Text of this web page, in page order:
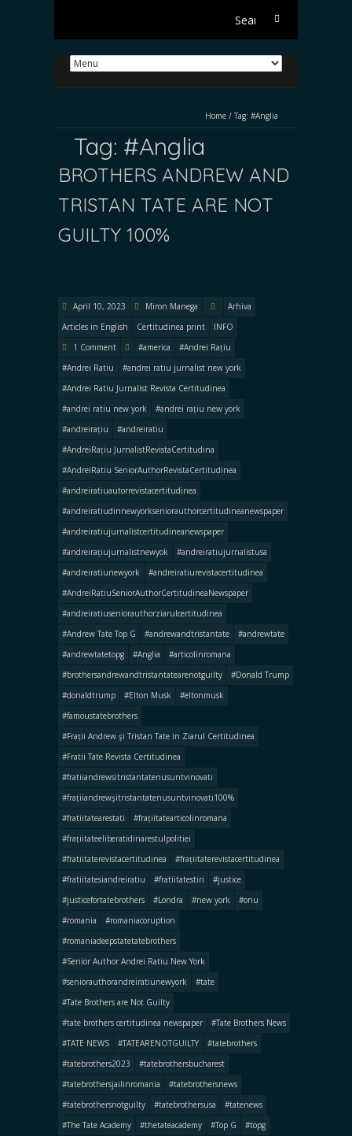
Search
Home / Tag: #Anglia
Tag: #Anglia
BROTHERS ANDREW AND
TRISTAN TATE ARE NOT
GUILTY 100%
April 10, 2023 Miron Manega
Arhiva
Articles in English
Certitudinea print
INFO
1 Comment
#america
#Andrei Rațiu
#Andrei Ratiu
#andrei ratiu jurnalist new york
#Andrei Ratiu Jurnalist Revista Certitudinea
#andrei ratiu new york
#andrei rațiu new york
#andreirațiu
#andreiratiu
#AndreiRațiu JurnalistRevistaCertitudina
#AndreiRatiu SeniorAuthorRevistaCertitudinea
#andreiratiuautorrevistacertitudinea
#andreiratiudinnewyorkseniorauthorcertitudineanewspaper
#andreiratiujurnalistcertitudineanewspaper
#andreirațiujurnalistnewyok
#andreiratiujurnalistusa
#andreiratiunewyork
#andreiratiurevistacertitudinea
#AndreiRatiuSeniorAuthorCertitudineaNewspaper
#andreiratiuseniorauthorziarulcertitudinea
#Andrew Tate Top G
#andrewandtristantate
#andrewtate
#andrewtatetopg
#Anglia
#articolinromana
#brothersandrewandtristantatearenotguilty
#Donald Trump
#donaldtrump
#Elton Musk
#eltonmusk
#famoustatebrothers
#Frații Andrew şi Tristan Tate in Ziarul Certitudinea
#Fratii Tate Revista Certitudinea
#fratiiandrewsitristantatenusuntvinovati
#frațiiandrewşitristantatenusuntvinovati100%
#fratiitatearestati
#frațiitatearticolinromana
#frațiitateeliberatidinarestulpolitiei
#fratiitaterevistacertitudinea
#frațiitaterevistacertitudinea
#fratiitatesiandreiratiu
#fratiitatestiri
#justice
#justicefortatebrothers
#Londra #new york
#onu
#romania
#romaniacoruption
#romaniadeepstatetatebrothers
#Senior Author Andrei Ratiu New York
#seniorauthorandreiratiunewyork
#tate
#Tate Brothers are Not Guilty
#tate brothers certitudinea newspaper
#Tate Brothers News
#TATE NEWS
#TATEARENOTGUILTY
#tatebrothers
#tatebrothers2023
#tatebrothersbucharest
#tatebrothersjailinromania
#tatebrothersnews
#tatebrothersnotguilty
#tatebrothersusa
#tatenews
#The Tate Academy
#thetateacademy #Top G
#topg